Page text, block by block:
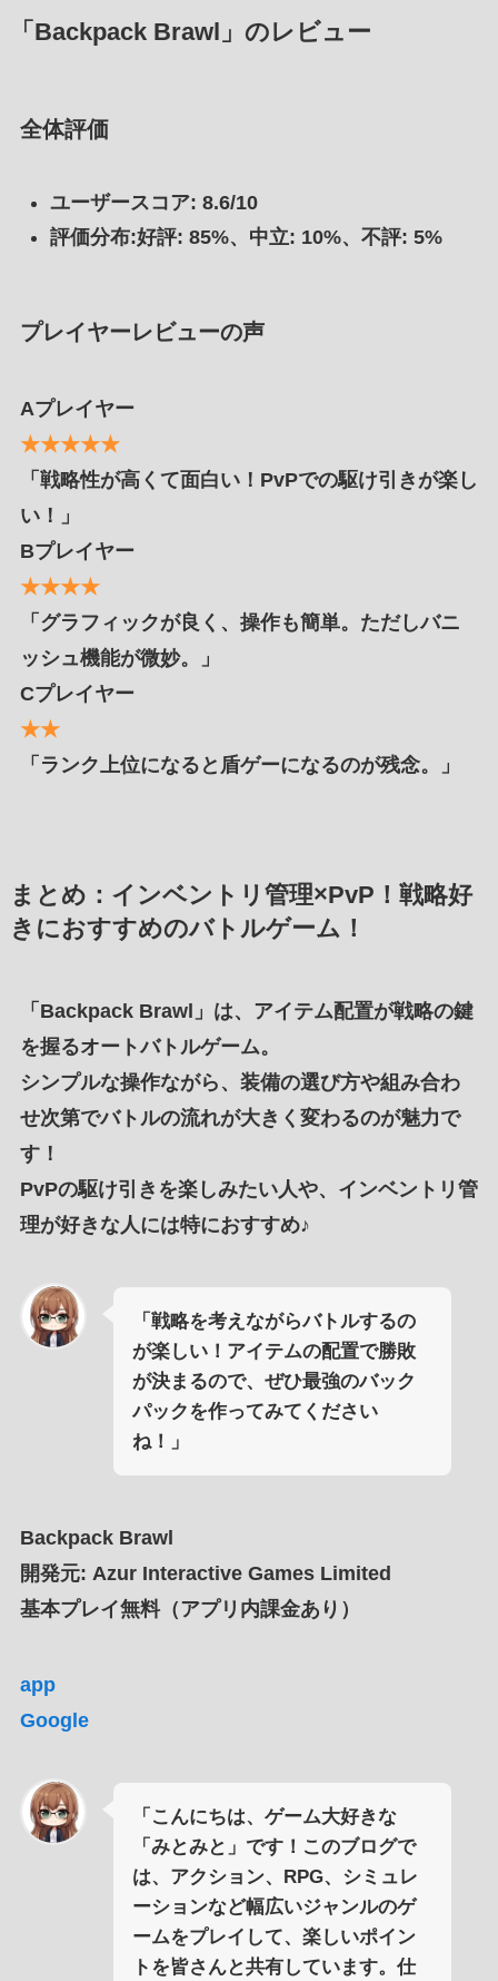
「 Backpack Brawl 」のレビュー
全体評価
ユーザースコア: 8.6/10
評価分布:好評: 85%、中立: 10%、不評: 5%
プレイヤーレビューの声
Aプレイヤー
★★★★★
「戦略性が高くて面白い！PvPでの駆け引きが楽し
い！」
Bプレイヤー
★★★★
「グラフィックが良く、操作も簡単。ただしバニ
ッシュ機能が微妙。」
Cプレイヤー
★★
「ランク上位になると盾ゲーになるのが残念。」
まとめ：インベントリ管理×PvP！戦略好
きにおすすめのバトルゲーム！
「 Backpack Brawl 」は、 アイテム配置が戦略の鍵
を握るオートバトルゲーム。
シンプルな操作ながら、 装備の選び方や組み合わ
せ次第でバトルの流れが大きく変わるのが魅力で
す！
PvPの駆け引き を楽しみたい人や、 インベントリ管
理が好きな人には特におすすめ♪
「戦略を考えながらバトルするの
が楽しい！アイテムの配置で勝敗
が決まるので、ぜひ最強のバック
パックを作ってみてください
ね！」
Backpack Brawl
開発元: Azur Interactive Games Limited
基本プレイ無料（アプリ内課金あり）
app
Google
「こんにちは、ゲーム大好きな
「みとみと」です！このブログで
は、アクション、RPG、シミュレ
ーションなど幅広いジャンルのゲ
ームをプレイして、楽しいポイン
トを皆さんと共有しています。仕